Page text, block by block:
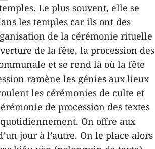
Le plus souvent, elle se
les temples car ils ont des
de la cérémonie rituelle
de la fête, la procession des
et se rend là où la fête
ramène les génies aux lieux
les cérémonies de culte et
de procession des textes
On offre aux
jour à l’autre. On le place alors